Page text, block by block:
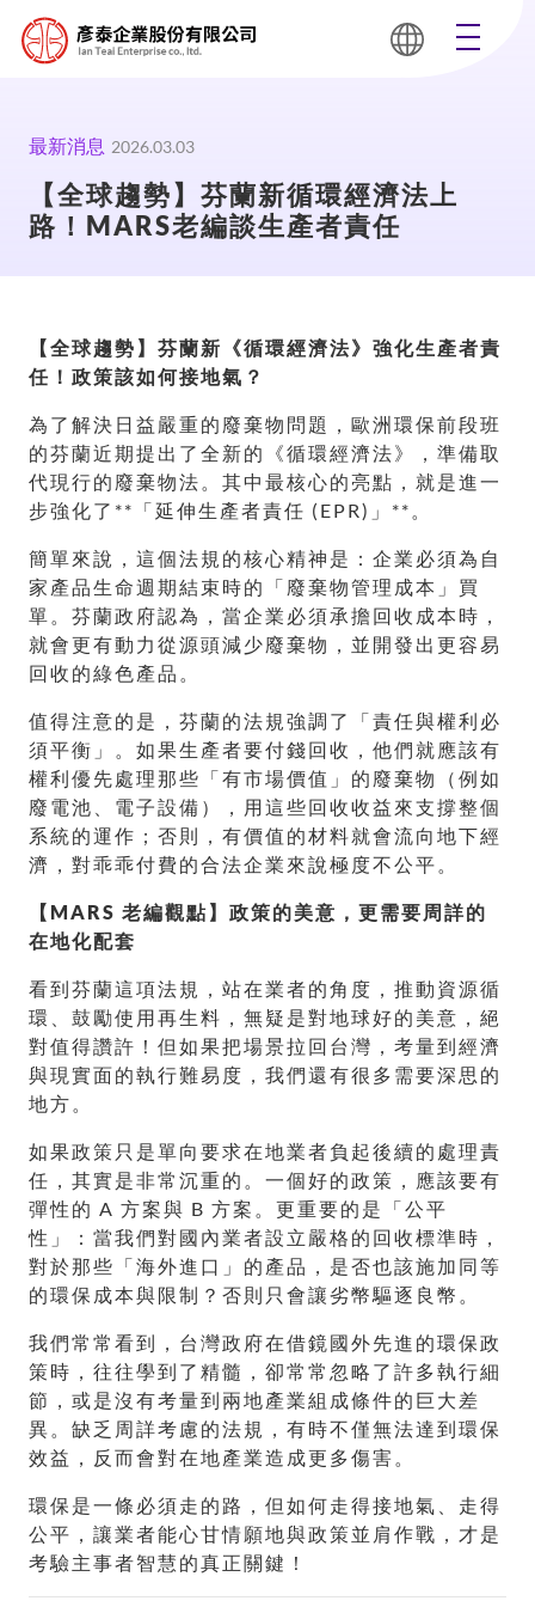
最新消息 2026.03.03
【全球趨勢】芬蘭新循環經濟法上
路！MARS老編談生產者責任
【全球趨勢】芬蘭新《循環經濟法》強化生產者責
任！政策該如何接地氣？
為了解決日益嚴重的廢棄物問題，歐洲環保前段班
的芬蘭近期提出了全新的《循環經濟法》，準備取
代現行的廢棄物法。其中最核心的亮點，就是進一
步強化了**「延伸生產者責任 (EPR)」**。
簡單來說，這個法規的核心精神是：企業必須為自
家產品生命週期結束時的「廢棄物管理成本」買
單。芬蘭政府認為，當企業必須承擔回收成本時，
就會更有動力從源頭減少廢棄物，並開發出更容易
回收的綠色產品。
值得注意的是，芬蘭的法規強調了「責任與權利必
須平衡」。如果生產者要付錢回收，他們就應該有
權利優先處理那些「有市場價值」的廢棄物（例如
廢電池、電子設備），用這些回收收益來支撐整個
系統的運作；否則，有價值的材料就會流向地下經
濟，對乖乖付費的合法企業來說極度不公平。
【MARS 老編觀點】政策的美意，更需要周詳的
在地化配套
看到芬蘭這項法規，站在業者的角度，推動資源循
環、鼓勵使用再生料，無疑是對地球好的美意，絕
對值得讚許！但如果把場景拉回台灣，考量到經濟
與現實面的執行難易度，我們還有很多需要深思的
地方。
如果政策只是單向要求在地業者負起後續的處理責
任，其實是非常沉重的。一個好的政策，應該要有
彈性的 A 方案與 B 方案。更重要的是「公平
性」：當我們對國內業者設立嚴格的回收標準時，
對於那些「海外進口」的產品，是否也該施加同等
的環保成本與限制？否則只會讓劣幣驅逐良幣。
我們常常看到，台灣政府在借鏡國外先進的環保政
策時，往往學到了精髓，卻常常忽略了許多執行細
節，或是沒有考量到兩地產業組成條件的巨大差
異。缺乏周詳考慮的法規，有時不僅無法達到環保
效益，反而會對在地產業造成更多傷害。
環保是一條必須走的路，但如何走得接地氣、走得
公平，讓業者能心甘情願地與政策並肩作戰，才是
考驗主事者智慧的真正關鍵！